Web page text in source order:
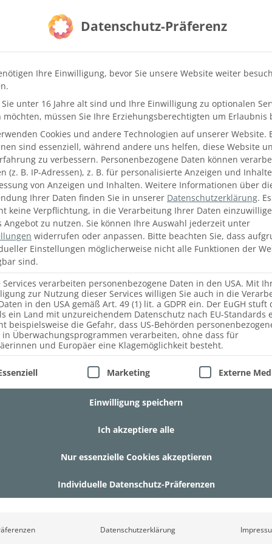
sind sehr
widerstandsfähig
nehmen keine Feuchtigkeit auf und bleiben bei
haben Sie eine große Auswahl an Dekoren und
die Platten sehr schwer sind, dass stark färbende
dass die Anschaffungskosten im höheren Preissegment
AUS
und Sie sich womöglich für eine Küche im
in der Haptik und tragen positiv zum Raumklima
sorgsam umgehen. Ein großer Vorteil ist allerdings, dass
wieder beseitigt werden können.
zahlreiche Möglichkeiten und können aus
Datenschutz-Präferenz
Ihre Einwilligung, bevor Sie unsere Website weiter
unter 16 Jahre alt sind und Ihre Einwilligung zu optionalen
möchten, müssen Sie Ihre Erziehungsberechtigten um Erlaubnis
Cookies und andere Technologien auf unserer Website.
sind essenziell, während andere uns helfen, diese Website
zu verbessern. Personenbezogene Daten können
(z. B. IP-Adressen), z. B. für personalisierte Anzeigen und
von Anzeigen und Inhalten. Weitere Informationen über
Ihrer Daten finden Sie in unserer Datenschutzerklärung. Es
keine Verpflichtung, in die Verarbeitung Ihrer Daten
Angebot zu nutzen. Sie können Ihre Auswahl jederzeit unter
widerrufen oder anpassen. Bitte beachten Sie, dass
Einstellungen möglicherweise nicht alle Funktionen der
sind.
Services verarbeiten personenbezogene Daten in den USA. Mit
zur Nutzung dieser Services willigen Sie auch in die
in den USA gemäß Art. 49 (1) lit. a GDPR ein. Der EuGH stuft
ein Land mit unzureichendem Datenschutz nach EU-Standards
beispielsweise die Gefahr, dass US-Behörden
in Überwachungsprogrammen verarbeiten, ohne dass für
und Europäer eine Klagemöglichkeit besteht.
eine Liste der Service-Gruppen, für die eine
Marketing Externe
Einwilligung speichern
Ich akzeptiere alle
Nur essenzielle Cookies akzeptieren
Individuelle Datenschutz-Präferenzen
Datenschutzerklärung